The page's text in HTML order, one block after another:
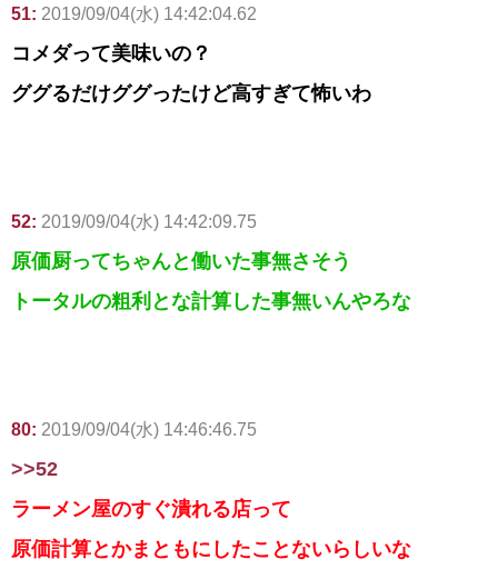
51: 2019/09/04(水) 14:42:04.62
コメダって美味いの？
ググるだけググったけど高すぎて怖いわ
52: 2019/09/04(水) 14:42:09.75
原価厨ってちゃんと働いた事無さそう
トータルの粗利とな計算した事無いんやろな
80: 2019/09/04(水) 14:46:46.75
>>52
ラーメン屋のすぐ潰れる店って
原価計算とかまともにしたことないらしいな